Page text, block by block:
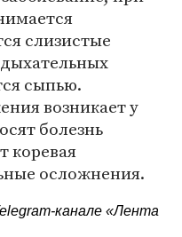
слизистые
сыпью.
возникает у
болезнь
коревая
осложнения.
канале «Лента